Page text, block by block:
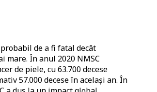
de a fi fatal decât
În anul 2020 NMSC
de piele, cu 63.700 decese
57.000 decese în același an. În